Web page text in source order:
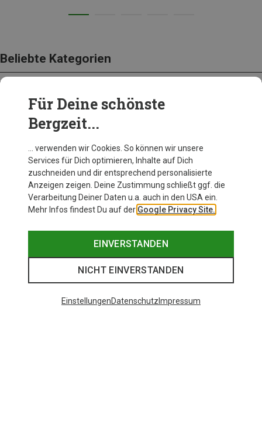
Beliebte Kategorien
BEKLEIDUNG
Für Deine schönste
Bergzeit...
… verwenden wir Cookies. So können wir unsere
Services für Dich optimieren, Inhalte auf Dich
zuschneiden und dir entsprechend personalisierte
Anzeigen zeigen. Deine Zustimmung schließt ggf. die
Verarbeitung Deiner Daten u.a. auch in den USA ein.
Mehr Infos findest Du auf der Google Privacy Site.
EINVERSTANDEN
NICHT EINVERSTANDEN
EinstellungenDatenschutz Impressum